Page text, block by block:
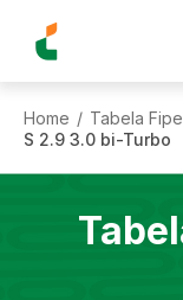
Home / Tabela Fipe
S 2.9 3.0 bi-Turbo